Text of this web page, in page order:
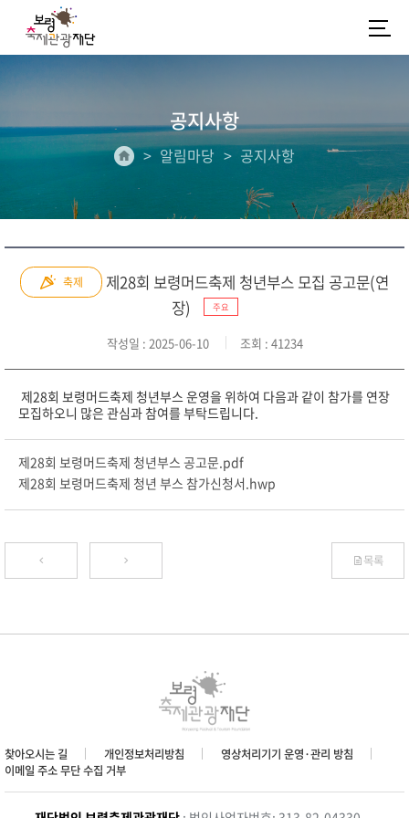
공지사항
알림마당 공지사항
축제
제28회 보령머드축제 청년부스 모집 공고문(연
장)
주요
작성일 : 2025-06-10 조회 : 41234
제28회 보령머드축제 청년부스 운영을 위하여 다음과 같이 참가를 연장
모집하오니 많은 관심과 참여를 부탁드립니다.
제28회 보령머드축제 청년부스 공고문.pdf
제28회 보령머드축제 청년 부스 참가신청서.hwp
목록
찾아오시는 길 개인정보처리방침
영상처리기기 운영·관리 방침
이메일 주소 무단 수집 거부